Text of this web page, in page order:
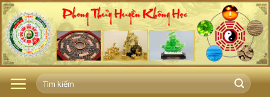
Skip
to
content